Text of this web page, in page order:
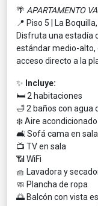
🌴 APARTAMENTO
📍 Piso 5 | La
Disfruta una estadía
estándar medio-alto,
acceso directo a la
✨ Incluye:
🛏️ 2 habitaciones
🛁 2 baños con agua
❄️ Aire
🛋️ Sofá cama en sala
📺 TV en sala
📶 WiFi
🧺 Lavadora y
🧼 Plancha de ropa
🌅 Balcón con vista